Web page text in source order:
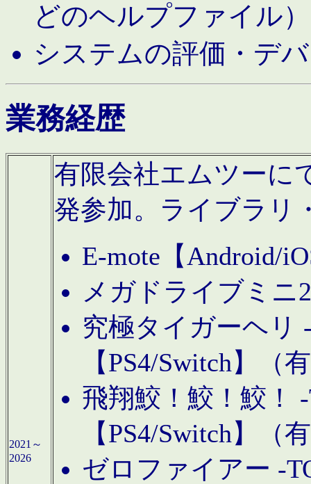
どのヘルプファイル）
システムの評価・デ
業務経歴
2021～
2026
有限会社エムツーに
発参加。ライブラリ
E-mote【Android/
メガドライブミニ
究極タイガーヘリ
【PS4/Switch】（
飛翔鮫！鮫！鮫！
【PS4/Switch】（
ゼロファイアー -